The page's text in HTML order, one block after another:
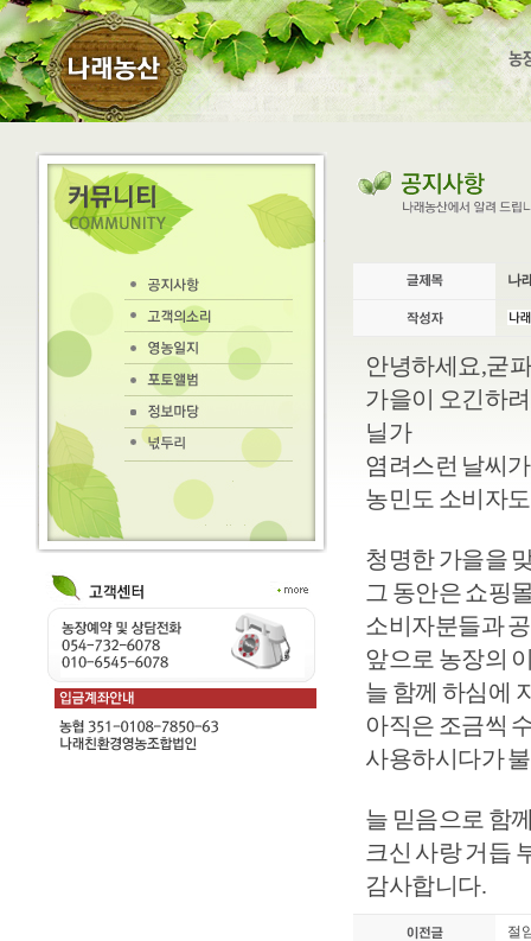
나
안녕하세요,굳
가을이 오긴하
닐가
염려스런 날씨
농민도 소비자
청명한 가을을
그 동안은 쇼핑
소비자분들과
앞으로 농장의
늘 함께 하심에
아직은 조금씩
사용하시다가
늘 믿음으로 함
크신 사랑 거듭
감사합니다.
절